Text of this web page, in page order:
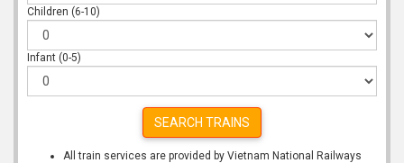
Children (6-10)
Infant (0-5)
SEARCH TRAINS
All train services are provided by Vietnam National Railways